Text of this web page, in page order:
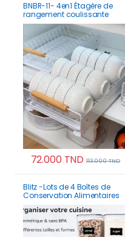
BNBR-11- 4en1 Étagère de
rangement coulissante
acier inoxydable panier
support vaisselle (2
couches)
72.000TND 113.000TND
Blitz -Lots de 4 Boîtes de
Conservation Alimentaires
25L